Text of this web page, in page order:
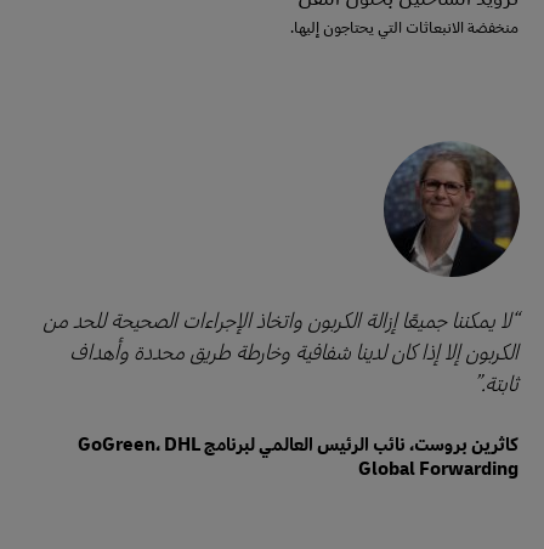
منخفضة الانبعاثات التي يحتاجون إليها.
لا يمكننا جميعًا إزالة الكربون واتخاذ الإجراءات الصحيحة للحد من
الكربون إلا إذا كان لدينا شفافية وخارطة طريق محددة وأهداف
ثابتة.
كاثرين بروست، نائب الرئيس العالمي لبرنامج GoGreen، DHL
Global Forwarding